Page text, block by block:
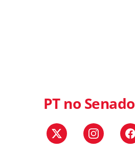
PT no Senado